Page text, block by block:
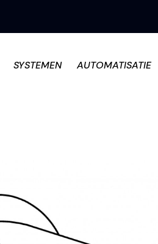
SYSTEMEN AUTOMATISATIE